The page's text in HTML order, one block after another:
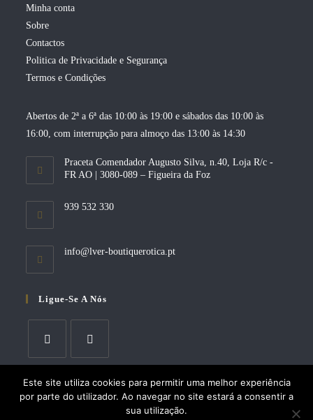
Minha conta
Sobre
Contactos
Politica de Privacidade e Segurança
Termos e Condições
Abertos de 2ª a 6ª das 10:00 às 19:00 e sábados das 10:00 às
16:00, com interrupção para almoço das 13:00 às 14:30
Praceta Comendador Augusto Silva, n.40, Loja R/c -
FR AO | 3080-089 – Figueira da Foz
939 532 330
info@lver-boutiquerotica.ptOpens
Ligue-Se A Nós
Opens
in
a
Opens
in
a
Copyright 2026 -JGOliveira Informática, Lda
Este site utiliza cookies para permitir uma melhor experiência
por parte do utilizador. Ao navegar no site estará a consentir a
sua utilização.